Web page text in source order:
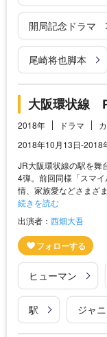
開局記念ドラマ
尾崎将也脚本
大阪環状線
2018年 ドラマ
2018年10月13日-2018
JR大阪環状線の駅を舞
4弾。前回同様「スマ
情、家族愛などさまざ
続きを読む
出演者： 西畑大吾
ヒューマン
駅 ジャ